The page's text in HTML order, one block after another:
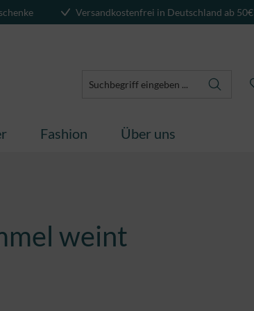
Versandkostenfrei in Deutschland ab 50€
Fashion Über uns
weint